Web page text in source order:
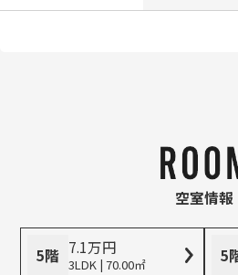
空室情報
5階 7.1万円
3LDK | 70.00㎡ 5